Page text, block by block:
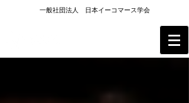
一般社団法人 日本イーコマース学会